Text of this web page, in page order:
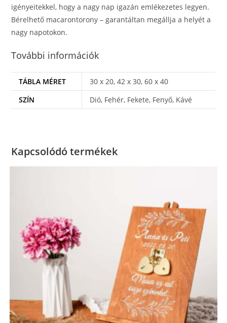
igényeitekkel, hogy a nagy nap igazán emlékezetes legyen.
Bérelhető macarontorony – garantáltan megállja a helyét a
nagy napotokon.
További információk
TÁBLA MÉRET
30 x 20, 42 x 30, 60 x 40
SZÍN
Dió, Fehér, Fekete, Fenyő, Kávé
Kapcsolódó termékek